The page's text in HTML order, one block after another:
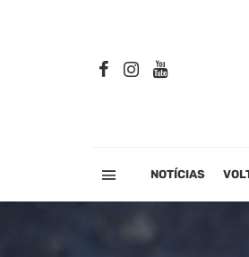
NOTÍCIAS